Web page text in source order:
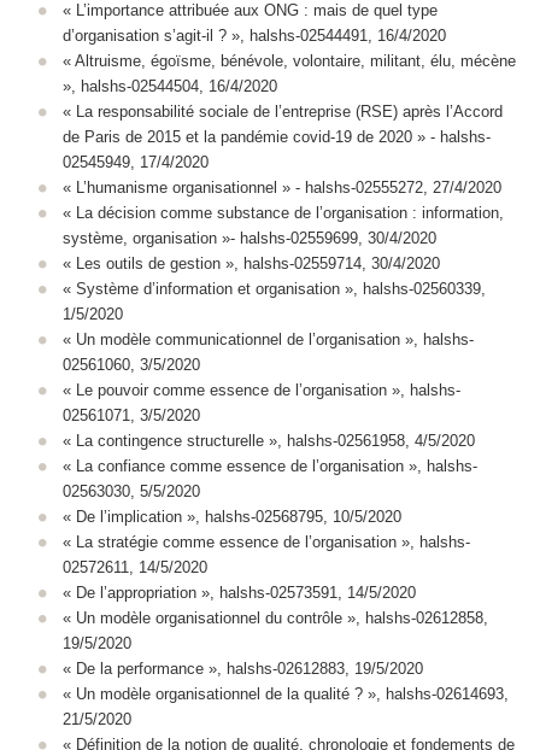
« L’importance attribuée aux ONG : mais de quel type
d’organisation s’agit-il ? », halshs-02544491, 16/4/2020
« Altruisme, égoïsme, bénévole, volontaire, militant, élu, mécène
», halshs-02544504, 16/4/2020
« La responsabilité sociale de l’entreprise (RSE) après l’Accord
de Paris de 2015 et la pandémie covid-19 de 2020 » - halshs-
02545949, 17/4/2020
« L’humanisme organisationnel » - halshs-02555272, 27/4/2020
« La décision comme substance de l’organisation : information,
système, organisation »- halshs-02559699, 30/4/2020
« Les outils de gestion », halshs-02559714, 30/4/2020
« Système d’information et organisation », halshs-02560339,
1/5/2020
« Un modèle communicationnel de l’organisation », halshs-
02561060, 3/5/2020
« Le pouvoir comme essence de l’organisation », halshs-
02561071, 3/5/2020
« La contingence structurelle », halshs-02561958, 4/5/2020
« La confiance comme essence de l’organisation », halshs-
02563030, 5/5/2020
« De l’implication », halshs-02568795, 10/5/2020
« La stratégie comme essence de l’organisation », halshs-
02572611, 14/5/2020
« De l’appropriation », halshs-02573591, 14/5/2020
« Un modèle organisationnel du contrôle », halshs-02612858,
19/5/2020
« De la performance », halshs-02612883, 19/5/2020
« Un modèle organisationnel de la qualité ? », halshs-02614693,
21/5/2020
« Définition de la notion de qualité, chronologie et fondements de